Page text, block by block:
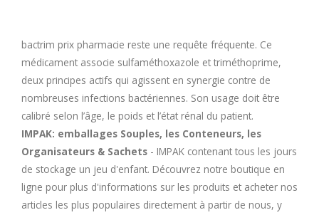
H
I
J
K
bactrim prix pharmacie reste une requête fréquente. Ce
médicament associe sulfaméthoxazole et triméthoprime,
deux principes actifs qui agissent en synergie contre de
nombreuses infections bactériennes. Son usage doit être
calibré selon l’âge, le poids et l’état rénal du patient.
IMPAK: emballages Souples, les Conteneurs, les
Organisateurs & Sachets - IMPAK contenant tous les jours
de stockage un jeu d'enfant. Découvrez notre boutique en
ligne pour plus d'informations sur les produits et acheter nos
articles les plus populaires directement à partir de nous, y